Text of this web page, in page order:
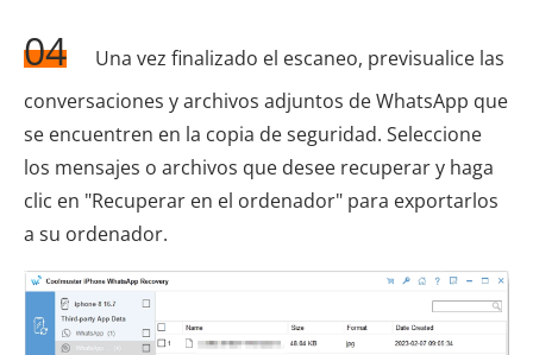
04
Una vez finalizado el escaneo, previsualice las
conversaciones y archivos adjuntos de WhatsApp que
se encuentren en la copia de seguridad. Seleccione
los mensajes o archivos que desee recuperar y haga
clic en "Recuperar en el ordenador" para exportarlos
a su ordenador.